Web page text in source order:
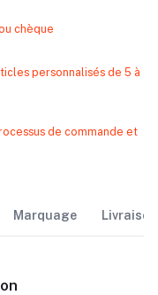
chèque
personnalisés de 5 à
de commande et
Marquage